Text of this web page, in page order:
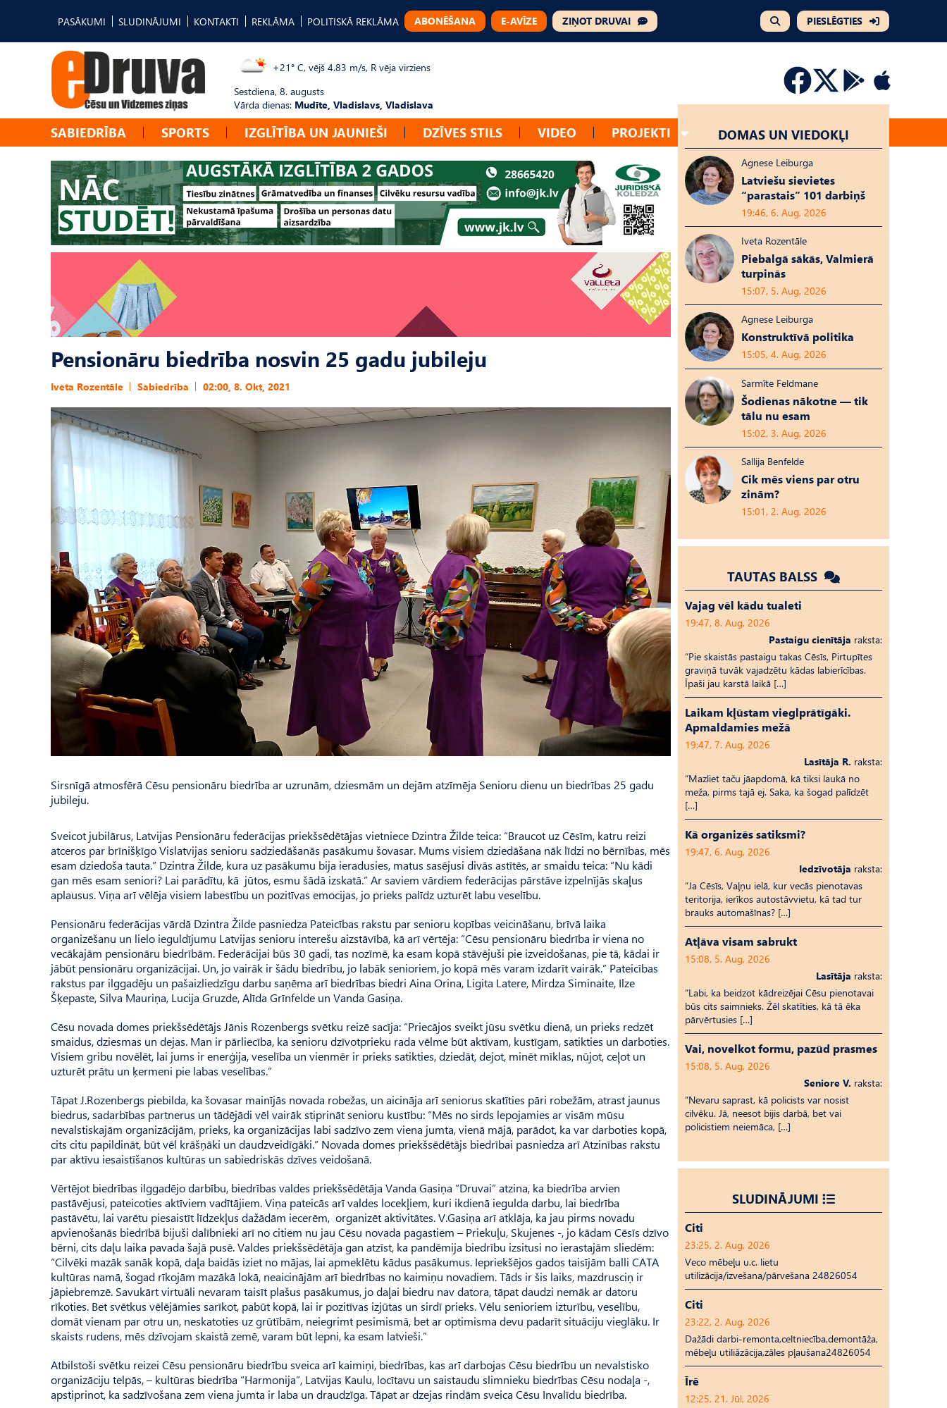
PASĀKUMI SLUDINĀJUMI KONTAKTI REKLĀMA POLITISKĀ REKLĀMA ABONĒŠANA E-AVĪZE ZIŅOT DRUVAI PIESLĒGTIES
+21° C, vējš 4.83 m/s, R vēja virziens
Sestdiena, 8. augusts
Vārda dienas: Mudīte, Vladislavs, Vladislava
SABIEDRĪBA SPORTS IZGLĪTĪBA UN JAUNIEŠI DZĪVES STILS VIDEO PROJEKTI
Pensionāru biedrība nosvin 25 gadu jubileju
Iveta Rozentāle Sabiedrība 02:00, 8. Okt, 2021
Sirsnīgā atmosfērā Cēsu pensionāru biedrība ar uzrunām, dziesmām un dejām atzīmēja Senioru dienu un biedrības 25 gadu
jubileju.
Sveicot jubilārus, Latvijas Pensionāru federācijas priekšsēdētājas vietniece Dzintra Žilde teica: “Braucot uz Cēsīm, katru reizi
atceros par brīnišķīgo Vislatvijas senioru sadziedāšanās pasākumu šovasar. Mums visiem dziedāšana nāk līdzi no bērnības, mēs
esam dziedoša tauta.” Dzintra Žilde, kura uz pasākumu bija ieradusies, matus sasējusi divās astītēs, ar smaidu teica: “Nu kādi
gan mēs esam seniori? Lai parādītu, kā jūtos, esmu šādā izskatā.” Ar saviem vārdiem federācijas pārstāve izpelnījās skaļus
aplausus. Viņa arī vēlēja visiem labestību un pozitīvas emocijas, jo prieks palīdz uzturēt labu veselību.
Pensionāru federācijas vārdā Dzintra Žilde pasniedza Patei­cības rakstu par senioru kopības veicināšanu, brīvā laika
organizēšanu un lielo ieguldījumu Latvijas senioru interešu aizstāvībā, kā arī vērtēja: “Cēsu pensionāru biedrība ir viena no
vecākajām pensionāru biedrībām. Federācijai būs 30 gadi, tas nozīmē, ka esam kopā stāvējuši pie izveidošanas, pie tā, kādai ir
jābūt pensionāru organizācijai. Un, jo vairāk ir šādu biedrību, jo labāk senioriem, jo kopā mēs varam izdarīt vairāk.” Pateicības
rakstus par ilggadēju un pašaizliedzīgu darbu saņēma arī biedrības biedri Aina Orina, Ligita Latere, Mirdza Siminaite, Ilze
Šķepaste, Silva Mauriņa, Lucija Gruzde, Alīda Grīnfelde un Vanda Gasiņa.
Cēsu novada domes priekšsēdētājs Jānis Rozenbergs svētku reizē sacīja: “Priecājos sveikt jūsu svētku dienā, un prieks redzēt
smaidus, dziesmas un dejas. Man ir pārliecība, ka senioru dzīvotprieku rada vēlme būt aktīvam, kustīgam, satikties un darboties.
Visiem gribu novēlēt, lai jums ir enerģija, veselība un vienmēr ir prieks satikties, dziedāt, dejot, minēt mīklas, nūjot, ceļot un
uzturēt prātu un ķermeni pie labas veselības.”
Tāpat J.Rozenbergs piebilda, ka šovasar mainījās novada robežas, un aicināja arī seniorus skatīties pāri robežām, atrast jaunus
biedrus, sadarbības partnerus un tādējādi vēl vairāk stiprināt senioru kustību: “Mēs no sirds lepojamies ar visām mūsu
nevalstiskajām organizācijām, prieks, ka organizācijas labi sadzīvo zem viena jumta, vienā mājā, parādot, ka var darboties kopā,
cits citu papildināt, būt vēl krāšņāki un daudzveidīgāki.” Novada domes priekšsēdētājs biedrībai pasniedza arī Atzinības rakstu
par aktīvu iesaistīšanos kultūras un sabiedriskās dzīves veidošanā.
Vērtējot biedrības ilggadējo darbību, biedrības valdes priekšsēdētāja Vanda Gasiņa “Druvai” atzina, ka biedrība arvien
pastāvējusi, pateicoties aktīviem vadītājiem. Viņa pateicās arī valdes locekļiem, kuri ikdienā iegulda darbu, lai biedrība
pastāvētu, lai varētu piesaistīt līdzekļus dažādām iecerēm, organizēt aktivitātes. V.Gasiņa arī atklāja, ka jau pirms novadu
apvienošanās biedrībā bijuši dalībnieki arī no citiem nu jau Cēsu novada pagastiem – Priekuļu, Skujenes -, jo kādam Cēsīs dzīvo
bērni, cits daļu laika pavada šajā pusē. Valdes priekšsēdētāja gan atzīst, ka pandēmija biedrību izsitusi no ierastajām sliedēm:
“Cilvēki mazāk sanāk kopā, daļa baidās iziet no mājas, lai apmeklētu kādus pasākumus. Iepriekšējos gados taisījām balli CATA
kultūras namā, šogad rīkojām mazākā lokā, neaicinājām arī biedrības no kaimiņu novadiem. Tāds ir šis laiks, mazdrusciņ ir
jāpiebremzē. Savukārt virtuāli nevaram taisīt plašus pasākumus, jo daļai biedru nav datora, tāpat daudzi nemāk ar datoru
rīkoties. Bet svētkus vēlējāmies sarīkot, pabūt kopā, lai ir pozitīvas izjūtas un sirdī prieks. Vēlu senioriem izturību, veselību,
domāt vienam par otru un, neskatoties uz grūtībām, neiegrimt pesimismā, bet ar optimisma devu padarīt situāciju vieglāku. Ir
skaists rudens, mēs dzīvojam skaistā zemē, varam būt lepni, ka esam latvieši.”
Atbilstoši svētku reizei Cēsu pensionāru biedrību sveica arī kaimiņi, biedrības, kas arī darbojas Cēsu biedrību un nevalstisko
organizāciju telpās, – kultūras biedrība “Harmonija”, Latvijas Kaulu, locītavu un saistaudu slimnieku biedrības Cēsu nodaļa -,
apstiprinot, ka sadzīvošana zem viena jumta ir laba un draudzīga. Tāpat ar dzejas rindām sveica Cēsu Invalīdu biedrība.
DOMAS UN VIEDOKĻI
Agnese Leiburga
Latviešu sievietes
“parastais” 101 darbiņš
19:46, 6. Aug, 2026
Iveta Rozentāle
Piebalgā sākās, Valmierā
turpinās
15:07, 5. Aug, 2026
Agnese Leiburga
Konstruktīvā politika
15:05, 4. Aug, 2026
Sarmīte Feldmane
Šodienas nākotne — tik
tālu nu esam
15:02, 3. Aug, 2026
Sallija Benfelde
Cik mēs viens par otru
zinām?
15:01, 2. Aug, 2026
TAUTAS BALSS
Vajag vēl kādu tualeti
19:47, 8. Aug, 2026
Pastaigu cienītāja raksta:
“Pie skaistās pastaigu takas Cēsīs, Pirtupītes
graviņā tuvāk vajadzētu kādas labierīcības.
Īpaši jau karstā laikā […]
Laikam kļūstam vieglprātīgāki.
Apmaldamies mežā
19:47, 7. Aug, 2026
Lasītāja R. raksta:
“Mazliet taču jāapdomā, kā tiksi laukā no
meža, pirms tajā ej. Saka, ka šogad palīdzēt
[…]
Kā organizēs satiksmi?
19:47, 6. Aug, 2026
Iedzīvotāja raksta:
“Ja Cēsīs, Vaļņu ielā, kur vecās pienotavas
teritorija, ierīkos autostāvvietu, kā tad tur
brauks automašīnas? […]
Atļāva visam sabrukt
15:08, 5. Aug, 2026
Lasītāja raksta:
“Labi, ka beidzot kādreizējai Cēsu pienotavai
būs cits saimnieks. Žēl skatīties, kā tā ēka
pārvērtusies […]
Vai, novelkot formu, pazūd prasmes
15:08, 5. Aug, 2026
Seniore V. raksta:
“Nevaru saprast, kā policists var nosist
cilvēku. Jā, neesot bijis darbā, bet vai
policistiem neiemāca, […]
SLUDINĀJUMI
Citi
23:25, 2. Aug, 2026
Veco mēbeļu u.c. lietu
utilizācija/izvešana/pārvešana 24826054
Citi
23:22, 2. Aug, 2026
Dažādi darbi-remonta,celtniecība,demontāža,
mēbeļu utiliāzācija,zāles pļaušana24826054
Īrē
12:25, 21. Jūl, 2026